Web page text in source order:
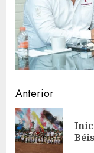
Sigue
leyendo
Anterior